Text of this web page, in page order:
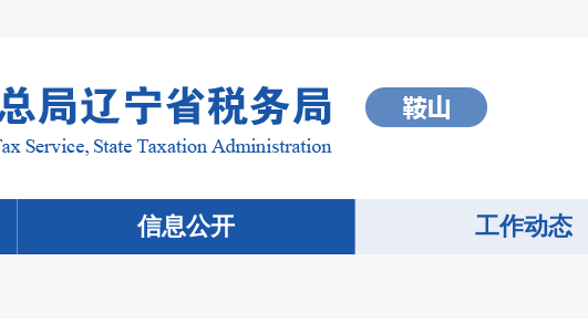
信息公开 工作动态